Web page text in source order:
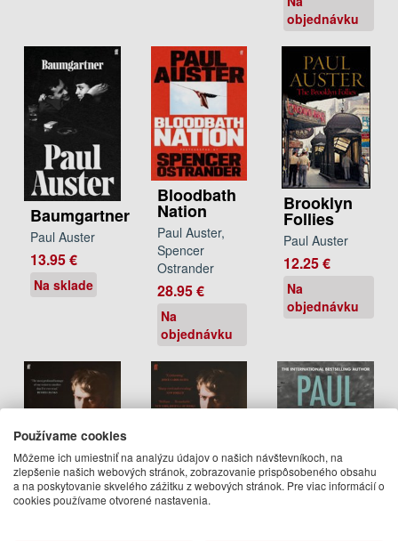
objednávku
Baumgartner
Paul Auster
13.95 €
Na sklade
Bloodbath
Nation
Paul Auster,
Spencer
Ostrander
28.95 €
Na
objednávku
Brooklyn
Follies
Paul Auster
12.25 €
Na
objednávku
Používame cookies
Môžeme ich umiestniť na analýzu údajov o našich návštevníkoch, na
zlepšenie našich webových stránok, zobrazovanie prispôsobeného obsahu
a na poskytovanie skvelého zážitku z webových stránok. Pre viac informácií o
cookies používame otvorené nastavenia.